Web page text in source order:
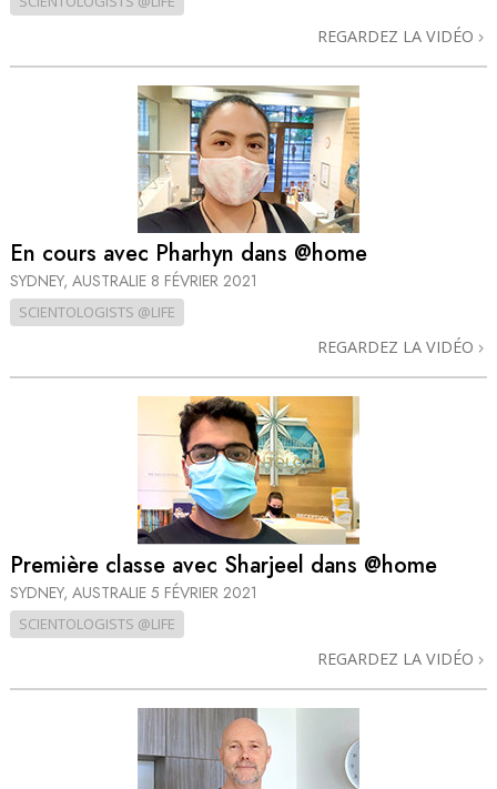
REGARDEZ LA VIDÉO
En cours avec Pharhyn dans @home
SYDNEY, AUSTRALIE 8 FÉVRIER 2021
SCIENTOLOGISTS @LIFE
REGARDEZ LA VIDÉO
Première classe avec Sharjeel dans @home
SYDNEY, AUSTRALIE 5 FÉVRIER 2021
SCIENTOLOGISTS @LIFE
REGARDEZ LA VIDÉO